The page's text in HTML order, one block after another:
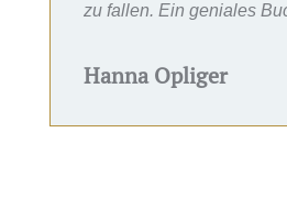
zu fallen. Ein geniales
Hanna Opliger